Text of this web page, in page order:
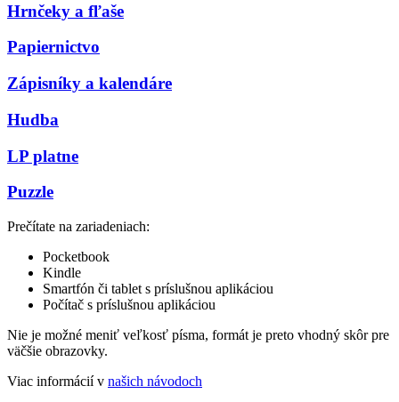
Hrnčeky a fľaše
Papiernictvo
Zápisníky a kalendáre
Hudba
LP platne
Puzzle
Prečítate na zariadeniach:
Pocketbook
Kindle
Smartfón či tablet s príslušnou aplikáciou
Počítač s príslušnou aplikáciou
Nie je možné meniť veľkosť písma, formát je preto vhodný skôr pre
väčšie obrazovky.
Viac informácií v našich návodoch